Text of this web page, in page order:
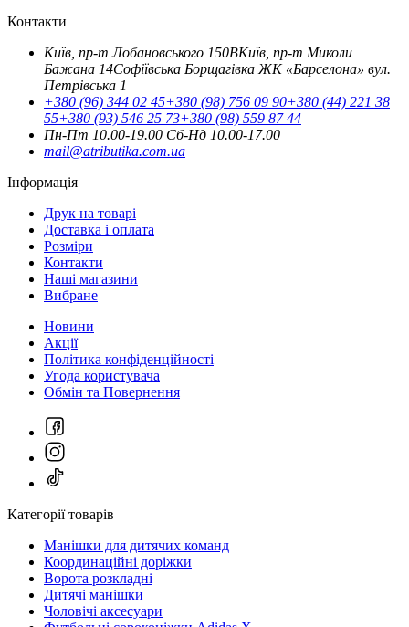
Контакти
Київ, пр-т Лобановського 150ВКиїв, пр-т Миколи
Бажана 14Софіївська Борщагівка ЖК «Барселона» вул.
Петрівська 1
+380 (96) 344 02 45+380 (98) 756 09 90+380 (44) 221 38
55+380 (93) 546 25 73+380 (98) 559 87 44
Пн-Пт 10.00-19.00 Cб-Нд 10.00-17.00
mail@atributika.com.ua
Інформація
Друк на товарі
Доставка і оплата
Розміри
Контакти
Наші магазини
Вибране
Новини
Акції
Політика конфіденційності
Угода користувача
Обмін та Повернення
Категорії товарів
Манішки для дитячих команд
Координаційні доріжки
Ворота розкладні
Дитячі манішки
Чоловічі аксесуари